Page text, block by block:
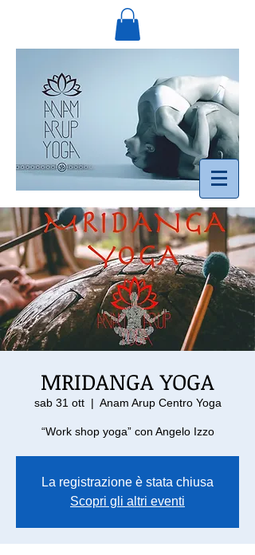
MRIDANGA YOGA
sab 31 ott
  |
Anam Arup Centro Yoga
“Work shop yoga” con Angelo Izzo
La registrazione è stata chiusa
Scopri gli altri eventi